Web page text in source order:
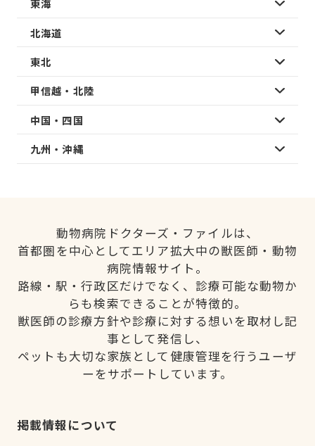
東海
北海道
東北
甲信越・北陸
中国・四国
九州・沖縄
動物病院ドクターズ・ファイルは、
首都圏を中心としてエリア拡大中の獣医師・動物
病院情報サイト。
路線・駅・行政区だけでなく、診療可能な動物か
らも検索できることが特徴的。
獣医師の診療方針や診療に対する想いを取材し記
事として発信し、
ペットも大切な家族として健康管理を行うユーザ
ーをサポートしています。
掲載情報について